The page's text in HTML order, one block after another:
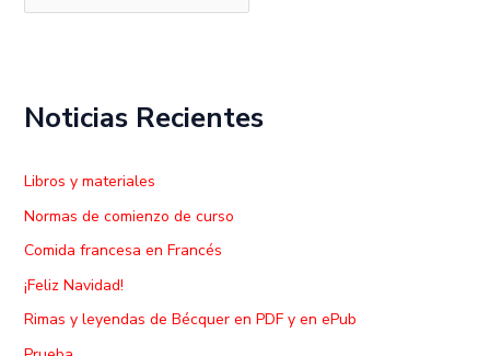
Noticias Recientes
Libros y materiales
Normas de comienzo de curso
Comida francesa en Francés
¡Feliz Navidad!
Rimas y leyendas de Bécquer en PDF y en ePub